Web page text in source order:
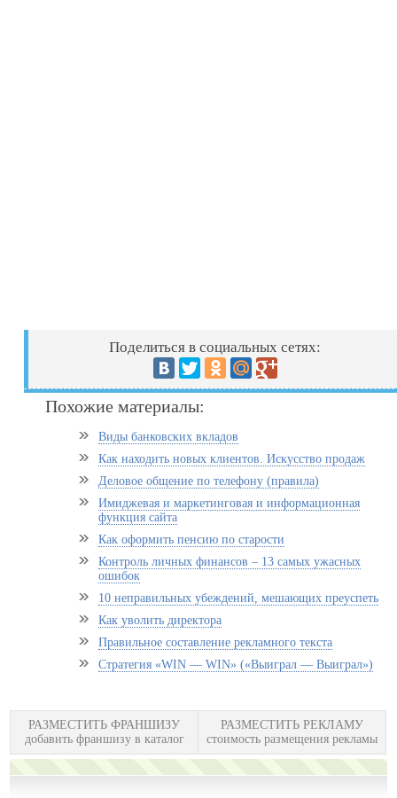
Поделиться в социальных сетях:
Похожие материалы:
Виды банковских вкладов
Как находить новых клиентов. Искусство продаж
Деловое общение по телефону (правила)
Имиджевая и маркетинговая и информационная
функция сайта
Как оформить пенсию по старости
Контроль личных финансов – 13 самых ужасных
ошибок
10 неправильных убеждений, мешающих преуспеть
Как уволить директора
Правильное составление рекламного текста
Стратегия «WIN — WIN» («Выиграл — Выиграл»)
РАЗМЕСТИТЬ ФРАНШИЗУ
добавить франшизу в каталог
РАЗМЕСТИТЬ РЕКЛАМУ
стоимость размещения рекламы